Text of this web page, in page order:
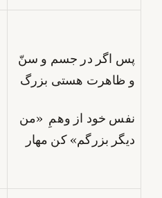
پس اگر در جسم و سنّ
و ظاهرت هستی بزرگ
نفس خود از وهمِ «من
دیگر بزرگم» کن مهار